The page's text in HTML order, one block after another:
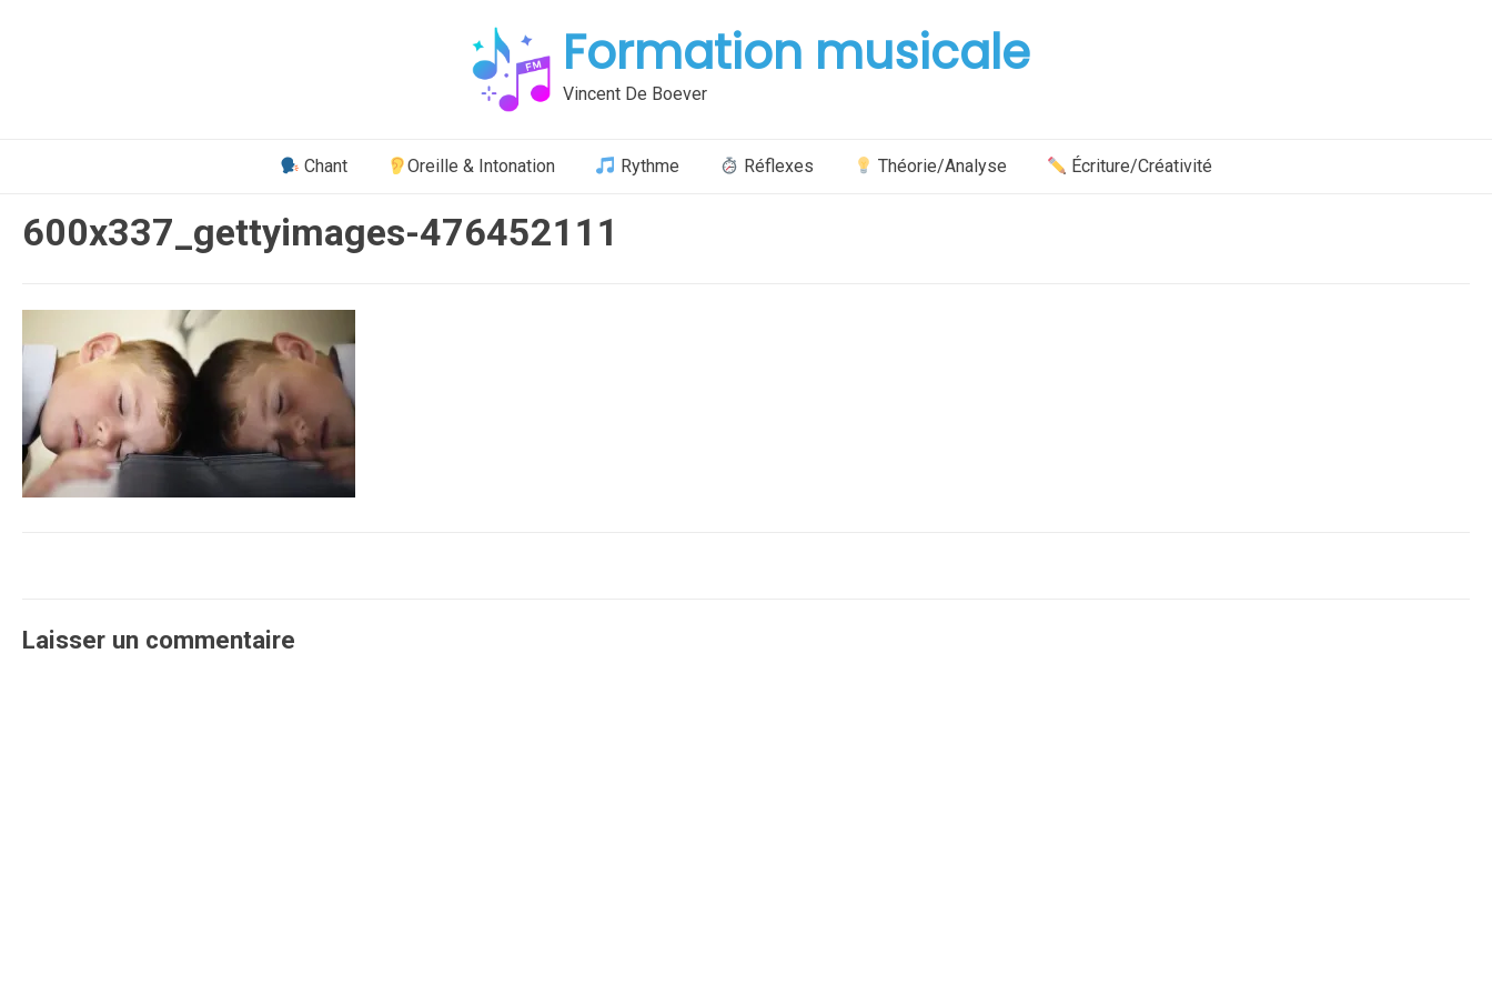
Formation musicale
Vincent De Boever
Chant Oreille & Intonation Rythme Réflexes Théorie/Analyse Écriture/Créativité
600x337_gettyimages-476452111
Laisser un commentaire